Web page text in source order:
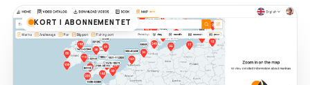
KORT I ABONNEMENTET